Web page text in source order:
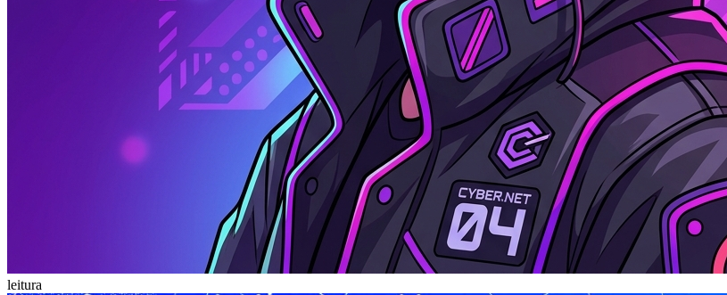
leitura